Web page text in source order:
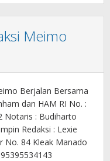
Meimo
Berjalan Bersama
dan HAM RI No. :
Notaris : Budiharto
Redaksi : Lexie
No. 84 Kleak Manado